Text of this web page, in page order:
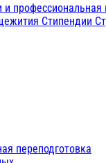
профессиональная
Стипендии
переподготовка